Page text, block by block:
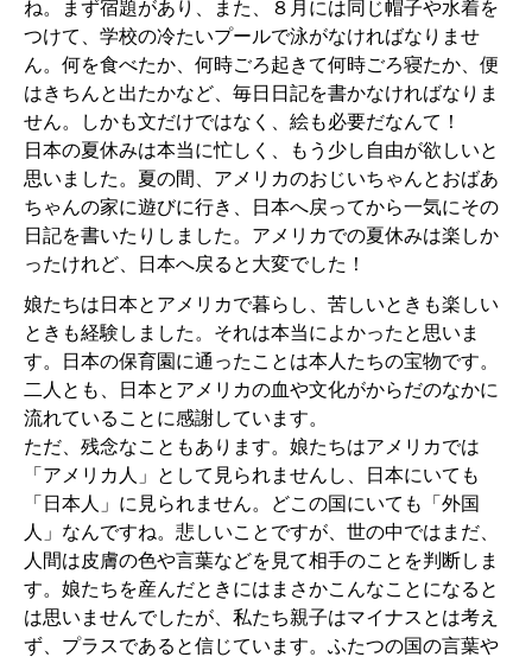
ね。まず宿題があり、また、８月には同じ帽子や水着を
つけて、学校の冷たいプールで泳がなければなりませ
ん。何を食べたか、何時ごろ起きて何時ごろ寝たか、便
はきちんと出たかなど、毎日日記を書かなければなりま
せん。しかも文だけではなく、絵も必要だなんて！
日本の夏休みは本当に忙しく、もう少し自由が欲しいと
思いました。夏の間、アメリカのおじいちゃんとおばあ
ちゃんの家に遊びに行き、日本へ戻ってから一気にその
日記を書いたりしました。アメリカでの夏休みは楽しか
ったけれど、日本へ戻ると大変でした！
娘たちは日本とアメリカで暮らし、苦しいときも楽しい
ときも経験しました。それは本当によかったと思いま
す。日本の保育園に通ったことは本人たちの宝物です。
二人とも、日本とアメリカの血や文化がからだのなかに
流れていることに感謝しています。
ただ、残念なこともあります。娘たちはアメリカでは
「アメリカ人」として見られませんし、日本にいても
「日本人」に見られません。どこの国にいても「外国
人」なんですね。悲しいことですが、世の中ではまだ、
人間は皮膚の色や言葉などを見て相手のことを判断しま
す。娘たちを産んだときにはまさかこんなことになると
は思いませんでしたが、私たち親子はマイナスとは考え
ず、プラスであると信じています。ふたつの国の言葉や